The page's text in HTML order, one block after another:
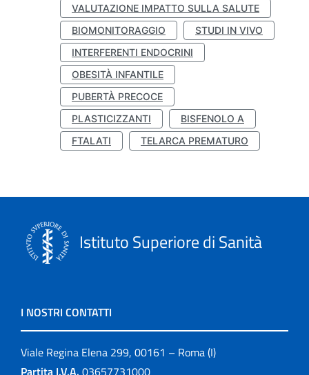
VALUTAZIONE IMPATTO SULLA SALUTE
BIOMONITORAGGIO
STUDI IN VIVO
INTERFERENTI ENDOCRINI
OBESITÀ INFANTILE
PUBERTÀ PRECOCE
PLASTICIZZANTI
BISFENOLO A
FTALATI
TELARCA PREMATURO
Istituto Superiore di Sanità
I NOSTRI CONTATTI
Viale Regina Elena 299, 00161 – Roma (I)
Partita I.V.A. 03657731000